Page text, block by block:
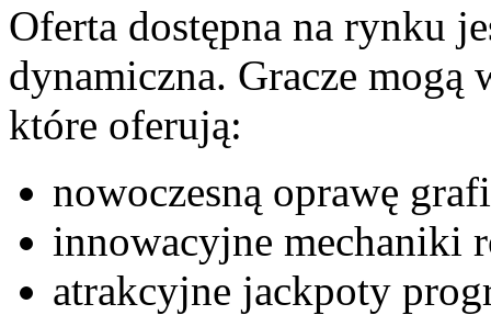
Oferta dostępna na rynku
dynamiczna. Gracze mogą
które oferują:
nowoczesną oprawę
innowacyjne mechaniki
atrakcyjne jackpoty